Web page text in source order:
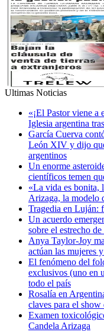
Ultimas Noticias
«¡El Pastor viene a
Iglesia argentina
García Cuerva
León XIV y dijo
argentinos
Un enorme
científicos temen
«La vida es bonita,
Arizaga, la modelo
Tragedia en Luján:
Un acuerdo
sobre el estrecho
Anya Taylor-Joy
actúan las mujeres
El fenómeno del
exclusivos (uno en
todo el país
Rosalía en
claves para el show
Examen
Candela Arizaga